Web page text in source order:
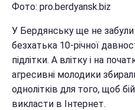
Фото: pro.berdyansk.biz
У Бердянську ще не
безхатька 10-річної
підлітки. А влітку і на
агресивні молодики
однолітків для того, щоб
викласти в Інтернет.